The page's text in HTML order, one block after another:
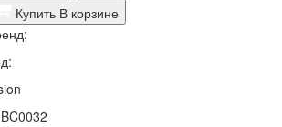
Купить В корзине